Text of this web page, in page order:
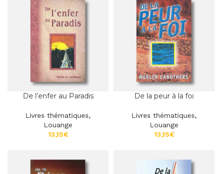
De l’enfer au Paradis
Livres thématiques,
Louange
€
De la peur à la foi
Livres thématiques,
Louange
€